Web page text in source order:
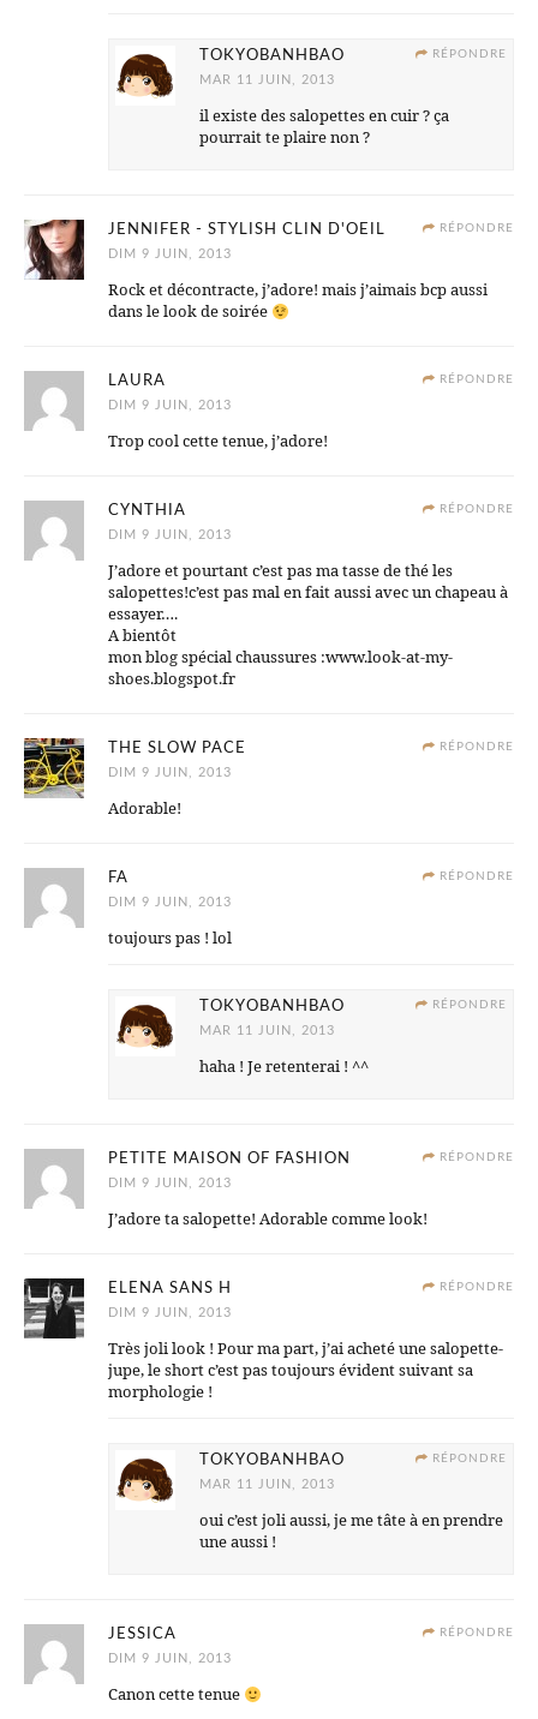
RÉPONDRE
TOKYOBANHBAO
MAR 11 JUIN, 2013
il existe des salopettes en cuir ? ça
pourrait te plaire non ?
RÉPONDRE
JENNIFER - STYLISH CLIN D'OEIL
DIM 9 JUIN, 2013
Rock et décontracte, j’adore! mais j’aimais bcp aussi
dans le look de soirée
RÉPONDRE
LAURA
DIM 9 JUIN, 2013
Trop cool cette tenue, j’adore!
RÉPONDRE
CYNTHIA
DIM 9 JUIN, 2013
J’adore et pourtant c’est pas ma tasse de thé les
salopettes!c’est pas mal en fait aussi avec un chapeau à
essayer….
A bientôt
mon blog spécial chaussures :www.look-at-my-
shoes.blogspot.fr
RÉPONDRE
THE SLOW PACE
DIM 9 JUIN, 2013
Adorable!
RÉPONDRE
FA
DIM 9 JUIN, 2013
toujours pas ! lol
RÉPONDRE
TOKYOBANHBAO
MAR 11 JUIN, 2013
haha ! Je retenterai ! ^^
RÉPONDRE
PETITE MAISON OF FASHION
DIM 9 JUIN, 2013
J’adore ta salopette! Adorable comme look!
RÉPONDRE
ELENA SANS H
DIM 9 JUIN, 2013
Très joli look ! Pour ma part, j’ai acheté une salopette-
jupe, le short c’est pas toujours évident suivant sa
morphologie !
RÉPONDRE
TOKYOBANHBAO
MAR 11 JUIN, 2013
oui c’est joli aussi, je me tâte à en prendre
une aussi !
RÉPONDRE
JESSICA
DIM 9 JUIN, 2013
Canon cette tenue